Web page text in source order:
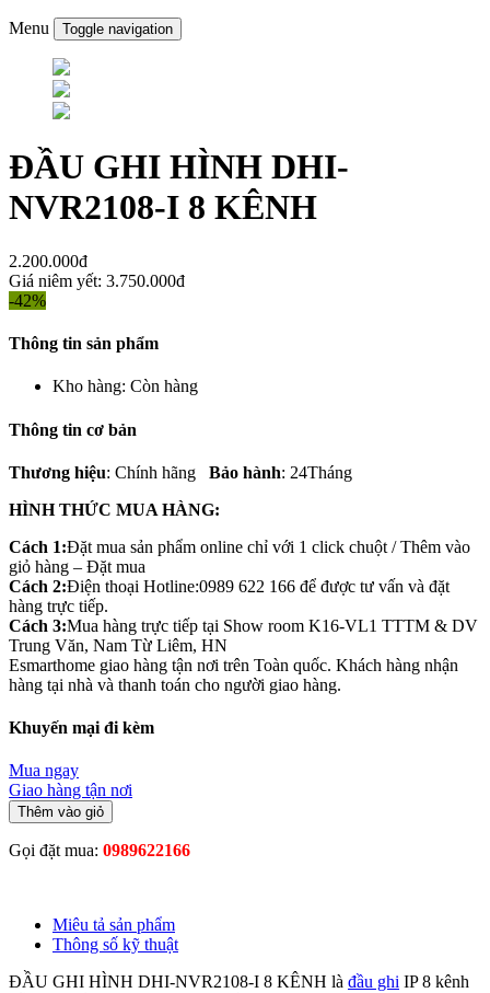
Menu Toggle navigation
ĐẦU GHI HÌNH DHI-
NVR2108-I 8 KÊNH
2.200.000đ
Giá niêm yết: 3.750.000đ
-42%
Thông tin sản phẩm
Kho hàng: Còn hàng
Thông tin cơ bản
Thương hiệu: Chính hãng Bảo hành: 24Tháng
HÌNH THỨC MUA HÀNG:
Cách 1:Đặt mua sản phẩm online chỉ với 1 click chuột / Thêm vào
giỏ hàng – Đặt mua
Cách 2:Điện thoại Hotline:0989 622 166 để được tư vấn và đặt
hàng trực tiếp.
Cách 3:Mua hàng trực tiếp tại Show room K16-VL1 TTTM & DV
Trung Văn, Nam Từ Liêm, HN
Esmarthome giao hàng tận nơi trên Toàn quốc. Khách hàng nhận
hàng tại nhà và thanh toán cho người giao hàng.
Khuyến mại đi kèm
Mua ngay
Giao hàng tận nơi
Thêm vào giỏ
Gọi đặt mua: 0989622166
Miêu tả sản phẩm
Thông số kỹ thuật
ĐẦU GHI HÌNH DHI-NVR2108-I 8 KÊNH là đầu ghi IP 8 kênh